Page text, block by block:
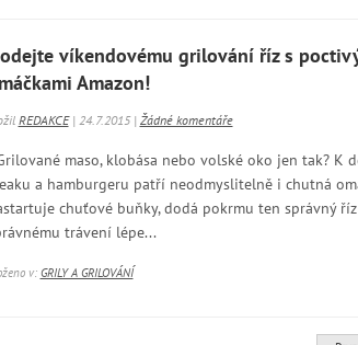
víkendovému grilování říz s
Amazon!
REDAKCE| 24.7.2015 | Žádné komentáře
maso, klobása nebo volské oko jen tak? K
a hamburgeru patří neodmyslitelně i chutná
chuťové buňky, dodá pokrmu ten správný
trávení lépe...
v: GRILY A GRILOVÁNÍ